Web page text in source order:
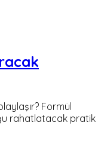
Formül
rahatlatacak pratik